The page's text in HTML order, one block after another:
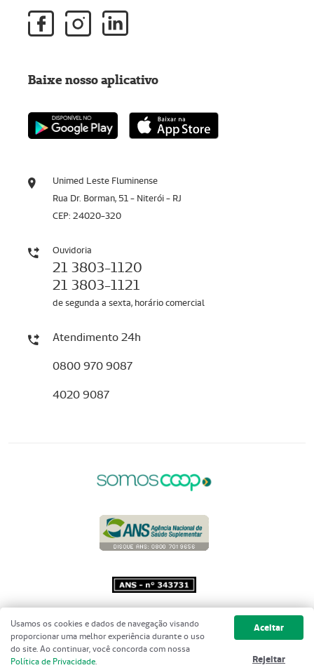
Unimed Leste Fluminense
Rua Dr. Borman, 51 - Niterói - RJ
CEP: 24020-320
Ouvidoria
21 3803-1120
21 3803-1121
de segunda a sexta, horário comercial
Atendimento 24h
0800 970 9087
4020 9087
Baixe nosso aplicativo
Copyright 2001 - 2026 Unimed do
Brasil - Todos os direitos reservados
Usamos os cookies e dados de navegação visando
proporcionar uma melhor experiência durante o uso
do site. Ao continuar, você concorda com nossa
Política de Privacidade.
Aceitar
Rejeitar